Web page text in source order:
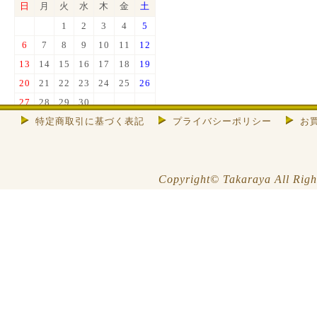
日
月 火 水 木 金
土
1
2 3 4
5
6
7 8 9 10 11
12
13
14 15 16 17 18
19
20
21 22 23 24 25
26
27
28 29 30
特定商取引に基づく表記 プライバシーポリシー お
Copyright© Takaraya All